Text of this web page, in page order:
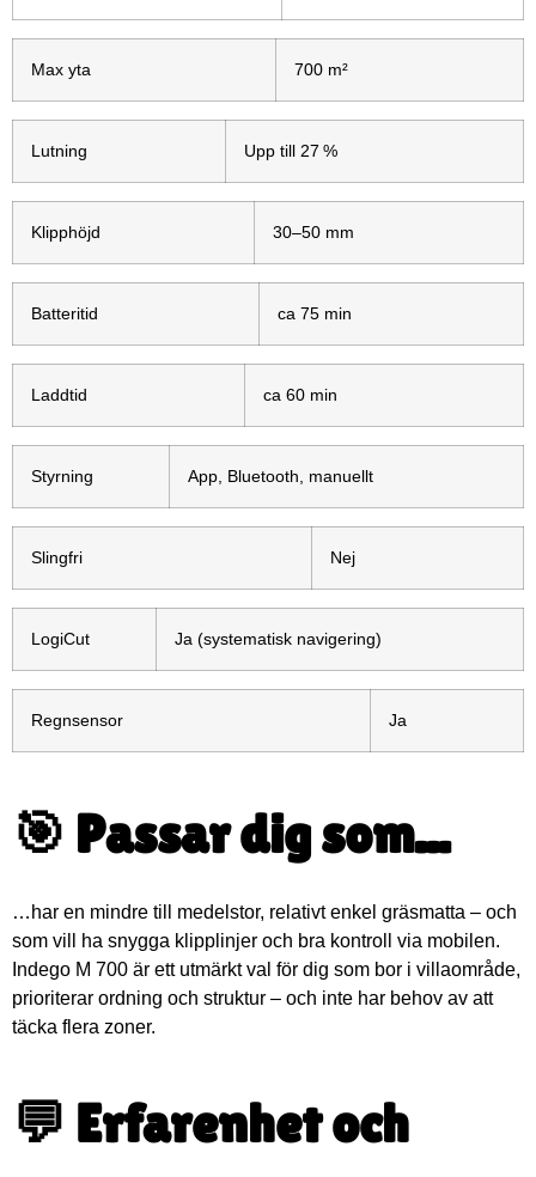
Max yta 700 m²
Lutning Upp till 27 %
Klipphöjd 30–50 mm
Batteritid ca 75 min
Laddtid ca 60 min
Styrning App, Bluetooth, manuellt
Slingfri Nej
LogiCut Ja (systematisk navigering)
Regnsensor Ja
🎯 Passar dig som...
…har en mindre till medelstor, relativt enkel gräsmatta – och
som vill ha snygga klipplinjer och bra kontroll via mobilen.
Indego M 700 är ett utmärkt val för dig som bor i villaområde,
prioriterar ordning och struktur – och inte har behov av att
täcka flera zoner.
💬 Erfarenhet och